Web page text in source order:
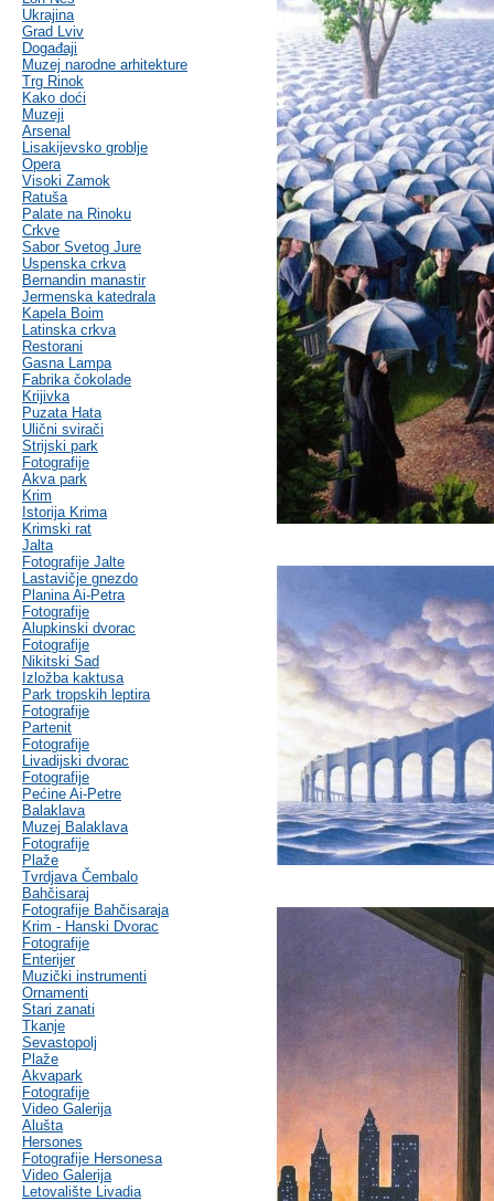
Ukrajina
Grad Lviv
Događaji
Muzej narodne arhitekture
Trg Rinok
Kako doći
Muzeji
Arsenal
Lisakijevsko groblje
Opera
Visoki Zamok
Ratuša
Palate na Rinoku
Crkve
Sabor Svetog Jure
Uspenska crkva
Bernandin manastir
Jermenska katedrala
Kapela Boim
Latinska crkva
Restorani
Gasna Lampa
Fabrika čokolade
Krijivka
Puzata Hata
Ulični svirači
Strijski park
Fotografije
Akva park
Krim
Istorija Krima
Krimski rat
Jalta
Fotografije Jalte
Lastavičje gnezdo
Planina Ai-Petra
Fotografije
Alupkinski dvorac
Fotografije
Nikitski Sad
Izložba kaktusa
Park tropskih leptira
Fotografije
Partenit
Fotografije
Livadijski dvorac
Fotografije
Pećine Ai-Petre
Balaklava
Muzej Balaklava
Fotografije
Plaže
Tvrdjava Čembalo
Bahčisaraj
Fotografije Bahčisaraja
Krim - Hanski Dvorac
Fotografije
Enterijer
Muzički instrumenti
Ornamenti
Stari zanati
Tkanje
Sevastopolj
Plaže
Akvapark
Fotografije
Video Galerija
Alušta
Hersones
Fotografije Hersonesa
Video Galerija
Letovalište Livadia